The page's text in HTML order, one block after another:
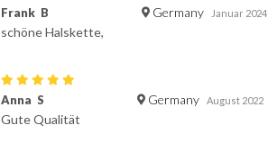
Frank B Germany Januar 2024
schöne Halskette,
Anna S Germany August 2022
Gute Qualität